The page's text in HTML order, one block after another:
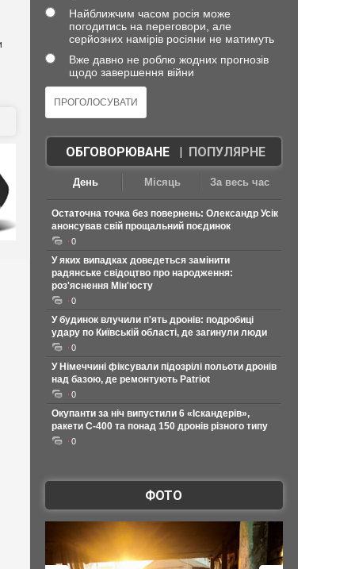
Найближчим часом росія може
погодитись на переговори, але
серйозних намірів росіяни не матимуть
Вже давно не роблю жодних прогнозів
щодо завершення війни
ОБГОВОРЮВАНЕ| ПОПУЛЯРНЕ
День Місяць За весь час
Остаточна точка без повернень: Олександр Усік
анонсував свій прощальний поєдинок
0
У яких випадках доведеться замінити
радянське свідоцтво про народження:
роз'яснення Мін'юсту
0
У будинок влучили п'ять дронів: подробиці
удару по Київській області, де загинули люди
0
У Німеччині фіксували підозрілі польоти дронів
над базою, де ремонтують Patriot
0
Окупанти за ніч випустили 6 «Іскандерів»,
ракети С-400 та понад 150 дронів різного типу
0
ФОТО